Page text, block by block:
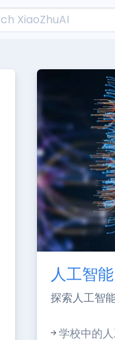
人工智能
探索人工智
学校中的